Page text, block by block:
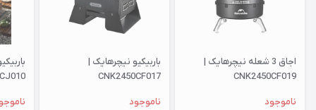
اجاق 3 شعله نیچرهایک |
CNK2450CF019
ناموجود
باربیکیو نیچرهایک |
CNK2450CF017
ناموجود